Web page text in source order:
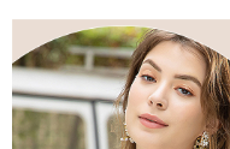
１．於結帳方式選擇「AFTEE
結帳頁面，進行簡訊認證並確
２．訂單成立數日內，您將收
３．收到繳費通知簡訊後14天
ATM／網路銀行／等多元方式
※ 請注意：結帳手續完成當下
付款後全家取貨
每筆NT$60，滿NT$699(含
7-11取貨付款